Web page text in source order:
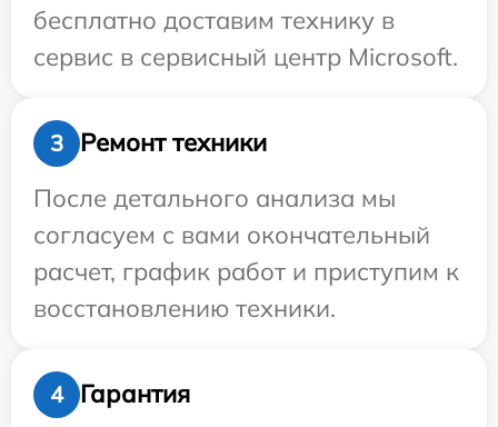
бесплатно доставим технику в
сервис в сервисный центр Microsoft.
3
Ремонт техники
После детального анализа мы
согласуем с вами окончательный
расчет, график работ и приступим к
восстановлению техники.
4 Гарантия